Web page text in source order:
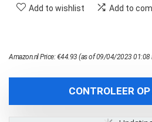
Add to wishlist Add to
Amazon.nl Price:€44.93 (as of 09/04/2023 01:08
CONTROLEER